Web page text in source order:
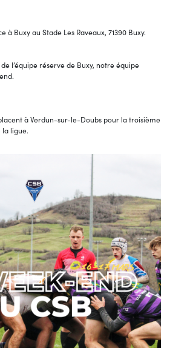
à Buxy au Stade Les Raveaux, 71390 Buxy.
l’équipe réserve de Buxy, notre équipe
à Verdun-sur-le-Doubs pour la troisième
la ligue.